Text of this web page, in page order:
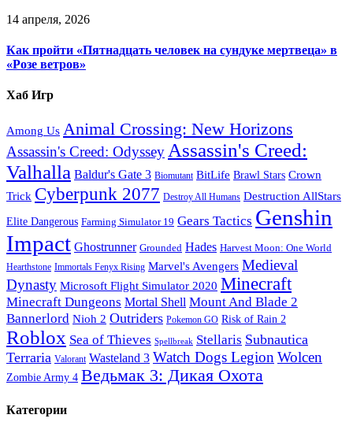
14 апреля, 2026
Как пройти «Пятнадцать человек на сундуке мертвеца» в
«Розе ветров»
Хаб Игр
Among Us Animal Crossing: New Horizons
Assassin's Creed: Odyssey Assassin's Creed:
Valhalla Baldur's Gate 3 Biomutant BitLife Brawl Stars Crown
Trick Cyberpunk 2077 Destroy All Humans Destruction AllStars
Elite Dangerous Farming Simulator 19 Gears Tactics Genshin
Impact Ghostrunner Grounded Hades Harvest Moon: One World
Hearthstone Immortals Fenyx Rising Marvel's Avengers Medieval
Dynasty Microsoft Flight Simulator 2020 Minecraft
Minecraft Dungeons Mortal Shell Mount And Blade 2
Bannerlord Nioh 2 Outriders Pokemon GO Risk of Rain 2
Roblox Sea of ​​Thieves Spellbreak Stellaris Subnautica
Terraria Valorant Wasteland 3 Watch Dogs LegionWolcen
Zombie Army 4 Ведьмак 3: Дикая Охота
Категории